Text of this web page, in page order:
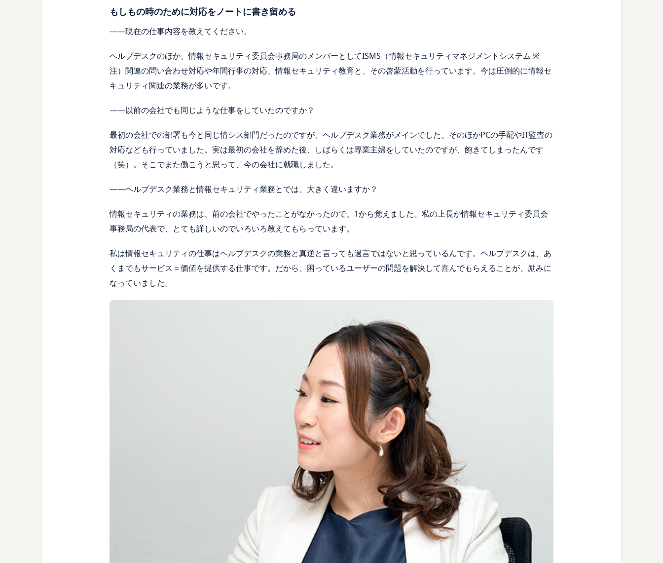
もしもの時のために対応をノートに書き留める
――現在の仕事内容を教えてください。
ヘルプデスクのほか、情報セキュリティ委員会事務局のメンバーとしてISMS（情報セキュリティマネジメントシステム ※
注）関連の問い合わせ対応や年間行事の対応、情報セキュリティ教育と、その啓蒙活動を行っています。今は圧倒的に情報セ
キュリティ関連の業務が多いです。
――以前の会社でも同じような仕事をしていたのですか？
最初の会社での部署も今と同じ情シス部門だったのですが、ヘルプデスク業務がメインでした。そのほかPCの手配やIT監査の
対応なども行っていました。実は最初の会社を辞めた後、しばらくは専業主婦をしていたのですが、飽きてしまったんです
（笑）。そこでまた働こうと思って、今の会社に就職しました。
――ヘルプデスク業務と情報セキュリティ業務とでは、大きく違いますか？
情報セキュリティの業務は、前の会社でやったことがなかったので、1から覚えました。私の上長が情報セキュリティ委員会
事務局の代表で、とても詳しいのでいろいろ教えてもらっています。
私は情報セキュリティの仕事はヘルプデスクの業務と真逆と言っても過言ではないと思っているんです。ヘルプデスクは、あ
くまでもサービス＝価値を提供する仕事です。だから、困っているユーザーの問題を解決して喜んでもらえることが、励みに
なっていました。